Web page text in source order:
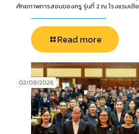
ศักยภาพการสอนของครู รุ่นที่ 2 ณ โรงแรมเชี
Read more
02/08/2026